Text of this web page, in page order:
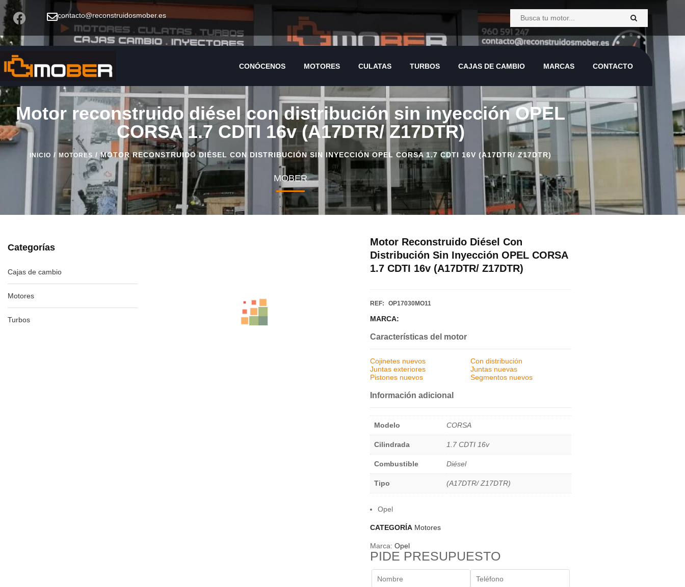
contacto@reconstruidosmober.es
CONÓCENOS MOTORES CULATAS TURBOS CAJAS DE CAMBIO MARCAS CONTACTO
Motor reconstruido diésel con distribución sin inyección OPEL
CORSA 1.7 CDTI 16v (A17DTR/ Z17DTR)
INICIO / MOTORES / MOTOR RECONSTRUIDO DIÉSEL CON DISTRIBUCIÓN SIN INYECCIÓN OPEL CORSA 1.7 CDTI 16V (A17DTR/ Z17DTR)
MOBER
Categorías
Cajas de cambio
Motores
Turbos
Motor Reconstruido Diésel Con
Distribución Sin Inyección OPEL CORSA
1.7 CDTI 16v (A17DTR/ Z17DTR)
REF: OP17030MO11
MARCA:
Características del motor
Cojinetes nuevos
Con distribución
Juntas exteriores
Juntas nuevas
Pistones nuevos
Segmentos nuevos
Información adicional
Modelo CORSA
Cilindrada 1.7 CDTI 16v
Combustible Diésel
Tipo (A17DTR/ Z17DTR)
Opel
CATEGORÍA Motores
Marca: Opel
PIDE PRESUPUESTO